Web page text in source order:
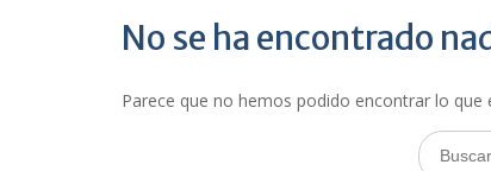
No se ha encontrado
Parece que no hemos podido encontrar lo que
Buscar: